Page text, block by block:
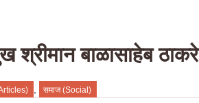
श्रीमान बाळासाहेब ठाकरे
समाज (Social)